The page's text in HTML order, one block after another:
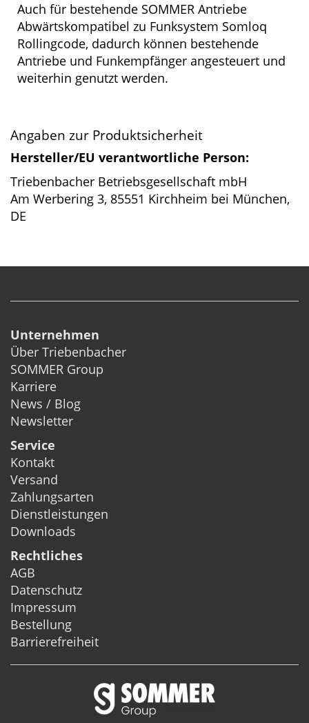
Auch für bestehende SOMMER Antriebe
Abwärtskompatibel zu Funksystem Somloq
Rollingcode, dadurch können bestehende
Antriebe und Funkempfänger angesteuert und
weiterhin genutzt werden.
Angaben zur Produktsicherheit
Hersteller/EU verantwortliche Person:
Triebenbacher Betriebsgesellschaft mbH
Am Werbering 3, 85551 Kirchheim bei München,
DE
Unternehmen
Über Triebenbacher
SOMMER Group
Karriere
News / Blog
Newsletter
Service
Kontakt
Versand
Zahlungsarten
Dienstleistungen
Downloads
Rechtliches
AGB
Datenschutz
Impressum
Bestellung
Barrierefreiheit